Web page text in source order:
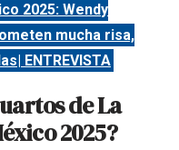
2025: Wendy
mucha risa,
ENTREVISTA
de La
2025?